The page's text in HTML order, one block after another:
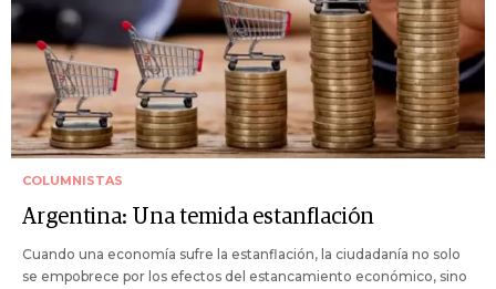
COLUMNISTAS
Argentina: Una temida estanflación
Cuando una economía sufre la estanflación, la ciudadanía no solo
se empobrece por los efectos del estancamiento económico, sino